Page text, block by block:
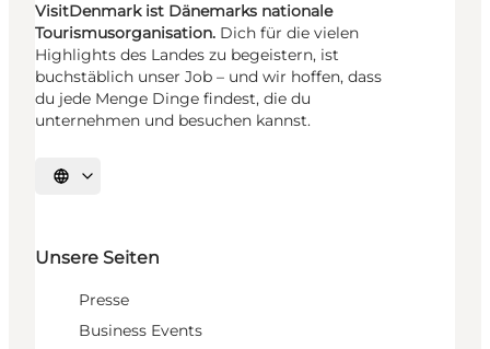
VisitDenmark ist Dänemarks nationale
Tourismusorganisation. Dich für die vielen
Highlights des Landes zu begeistern, ist
buchstäblich unser Job – und wir hoffen, dass
du jede Menge Dinge findest, die du
unternehmen und besuchen kannst.
Sprache auswählen
Unsere Seiten
Presse
Business Events